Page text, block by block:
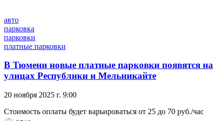
авто
парковка
парковки
платные парковки
В Тюмени новые платные парковки появятся на
улицах Республики и Мельникайте
20 ноября 2025 г. 9:00
Стоимость оплаты будет варьироваться от 25 до 70 руб./час